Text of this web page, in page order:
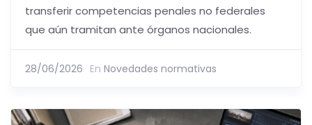
transferir competencias penales no federales
que aún tramitan ante órganos nacionales.
28/06/2026 En Novedades normativas